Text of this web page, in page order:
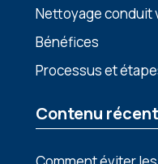
Nettoyage conduit
Bénéfices
Processus et
Contenu récent